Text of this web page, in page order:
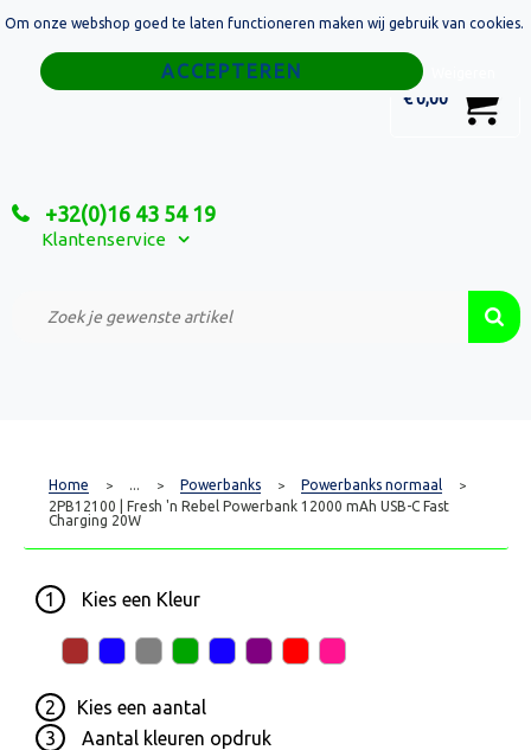
€ 0,00
+32(0)16 43 54 19
Klantenservice
Home
Relatiegeschenken
Custom Made Projecten
Home > ... > Powerbanks > Powerbanks normaal >
2PB12100 | Fresh 'n Rebel Powerbank 12000 mAh USB-C Fast
Charging 20W
1 Kies een Kleur
2 Kies een aantal
3
Aantal kleuren opdruk
Om onze webshop goed te laten functioneren maken wij gebruik van cookies.